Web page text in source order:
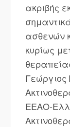
ακριβής
ασθενών
κυρίως
ΕΕΑΟ-